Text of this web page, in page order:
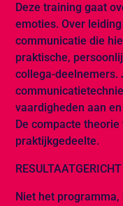
Deze training gaat
emoties. Over
communicatie die
praktische,
collega-deelnemers.
vaardigheden aan
De compacte
praktijkgedeelte.
Niet het